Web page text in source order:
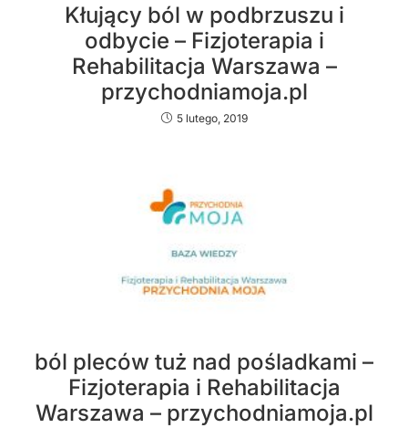
Kłujący ból w podbrzuszu i
odbycie – Fizjoterapia i
Rehabilitacja Warszawa –
przychodniamoja.pl
5 lutego, 2019
ból pleców tuż nad pośladkami –
Fizjoterapia i Rehabilitacja
Warszawa – przychodniamoja.pl